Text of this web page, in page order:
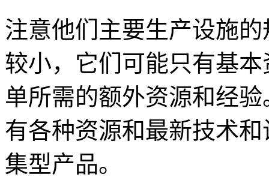
注意他们主要生产设施
较小，它们可能只有基
单所需的额外资源和经
有各种资源和最新技术
集型产品。